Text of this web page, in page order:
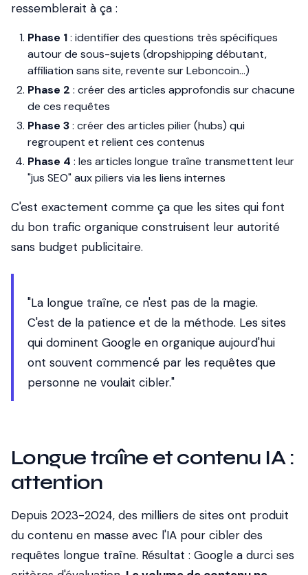
ressemblerait à ça :
Phase 1: identifier des questions très spécifiques
autour de sous-sujets (dropshipping débutant,
affiliation sans site, revente sur Leboncoin...)
Phase 2 : créer des articles approfondis sur chacune
de ces requêtes
Phase 3: créer des articles pilier (hubs) qui
regroupent et relient ces contenus
Phase 4 : les articles longue traîne transmettent leur
"jus SEO" aux piliers via les liens internes
C'est exactement comme ça que les sites qui font
du bon trafic organique construisent leur autorité
sans budget publicitaire.
"La longue traîne, ce n'est pas de la magie.
C'est de la patience et de la méthode. Les sites
qui dominent Google en organique aujourd'hui
ont souvent commencé par les requêtes que
personne ne voulait cibler."
Longue traîne et contenu IA :
attention
Depuis 2023-2024, des milliers de sites ont produit
du contenu en masse avec l'IA pour cibler des
requêtes longue traîne. Résultat : Google a durci ses